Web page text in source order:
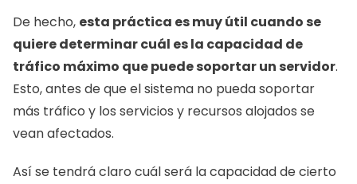
De hecho, esta práctica es muy útil cuando se
quiere determinar cuál es la capacidad de
tráfico máximo que puede soportar un servidor.
Esto, antes de que el sistema no pueda soportar
más tráfico y los servicios y recursos alojados se
vean afectados.
Así se tendrá claro cuál será la capacidad de cierto